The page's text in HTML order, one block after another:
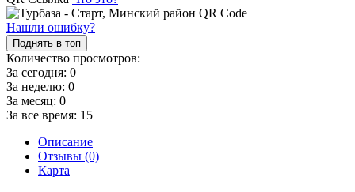
Нашли ошибку?
Поднять в топ
Количество просмотров:
За сегодня: 0
За неделю: 0
За месяц: 0
За все время: 15
Описание
Отзывы (0)
Карта